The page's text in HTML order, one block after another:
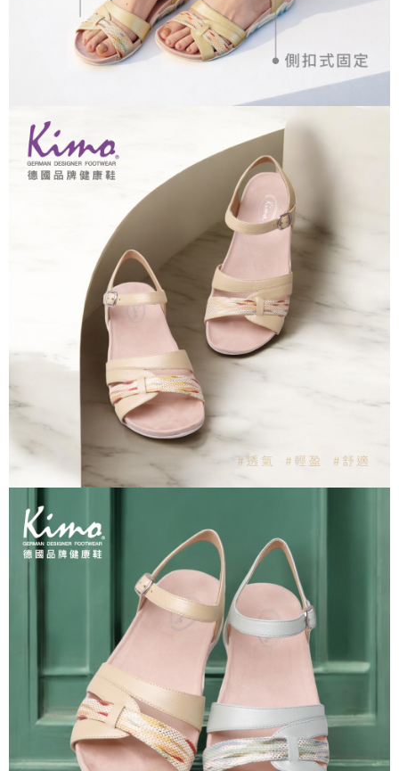
https://aftee.tw/terms/#terms3
３．未成年的使用者請事先徵得法定代理人或監護人之同意方可使用
「AFTEE先享後付」，若未經同意申辦者引起之損失，本公司不負相關責
４．使用「AFTEE先享後付」時，將依據個別帳號之用戶狀況，依本公司即
時審查核予不同之上限額度；若仍有額度不足之情形，本公司將視審查結果
５．嚴禁一人註冊多個帳號或使用他人資訊註冊。若發現惡意使用之情形，
恩沛科技股份有限公司將有權停止該用戶之使用額度並採取法律行動。